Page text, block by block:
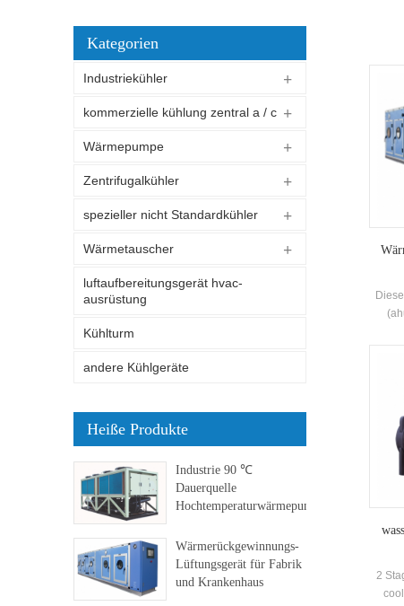
2
Kategorien
Industriekühler
kommerzielle kühlung zentral a / c
Wärmepumpe
Zentrifugalkühler
spezieller nicht Standardkühler
Wärmetauscher
luftaufbereitungsgerät hvac-
ausrüstung
Kühlturm
andere Kühlgeräte
Heiße Produkte
Industrie 90 ℃
Dauerquelle
Hochtemperaturwärmepumpe
Wärmerückgewinnungs-
Lüftungsgerät für Fabrik
und Krankenhaus